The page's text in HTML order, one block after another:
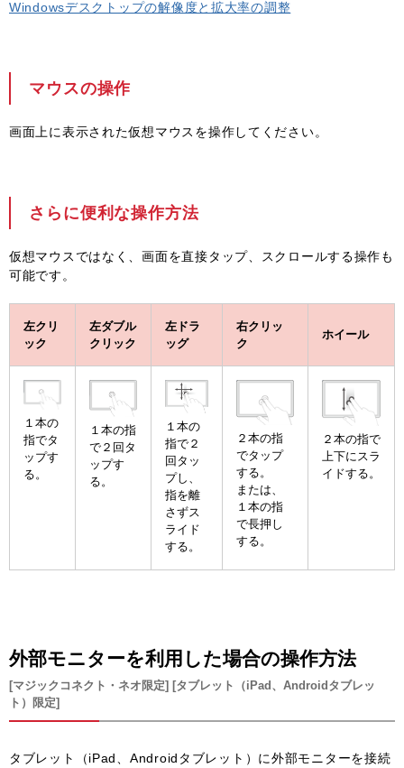
Windowsデスクトップの解像度と拡大率の調整
マウスの操作
画面上に表示された仮想マウスを操作してください。
さらに便利な操作方法
仮想マウスではなく、画面を直接タップ、スクロールする操作も
可能です。
左クリ
ック
左ダブル
クリック
左ドラ
ッグ
右クリッ
ク
ホイール
１本の
指でタ
ップす
る。
１本の指
で２回タ
ップす
る。
１本の
指で２
回タッ
プし、
指を離
さずス
ライド
する。
２本の指
でタップ
する。
または、
１本の指
で長押し
する。
２本の指で
上下にスラ
イドする。
外部モニターを利用した場合の操作方法
[マジックコネクト・ネオ限定] [タブレット（iPad、Androidタブレッ
ト）限定]
タブレット（iPad、Androidタブレット）に外部モニターを接続